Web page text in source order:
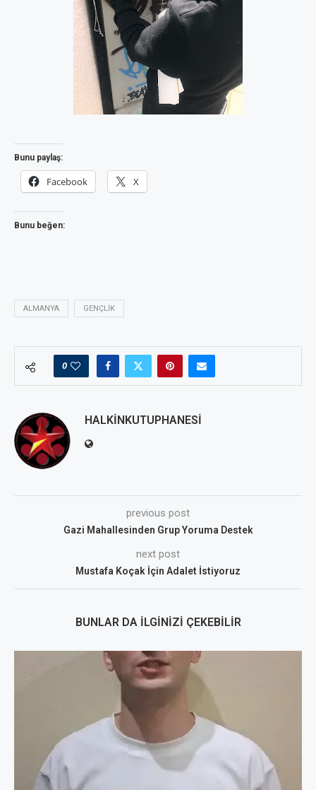
Bunu paylaş:
Facebook X
Bunu beğen:
ALMANYA GENÇLIK
0
HALKINKUTUPHANESI
previous post
Gazi Mahallesinden Grup Yoruma Destek
next post
Mustafa Koçak İçin Adalet İstiyoruz
BUNLAR DA İLGINIZI ÇEKEBILIR